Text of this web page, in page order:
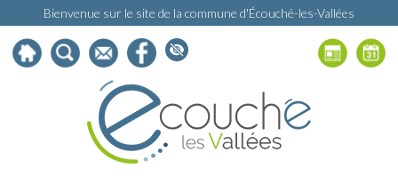
Bienvenue sur le site de la commune d'Écouché-les-Vallées